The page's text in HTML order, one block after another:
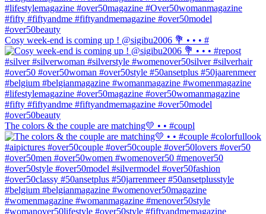
Cosy week-end is coming up ! @sigibu2006 💐 • • • #
The colors & the couple are matching💛 • • #coupl